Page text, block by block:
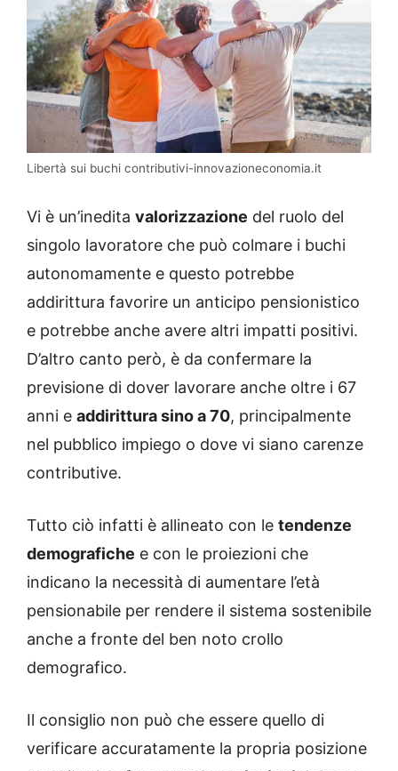
Libertà sui buchi contributivi-innovazioneconomia.it
Vi è un’inedita valorizzazione del ruolo del
singolo lavoratore che può colmare i buchi
autonomamente e questo potrebbe
addirittura favorire un anticipo pensionistico
e potrebbe anche avere altri impatti positivi.
D’altro canto però, è da confermare la
previsione di dover lavorare anche oltre i 67
anni e addirittura sino a 70, principalmente
nel pubblico impiego o dove vi siano carenze
contributive.
Tutto ciò infatti è allineato con le tendenze
demografiche e con le proiezioni che
indicano la necessità di aumentare l’età
pensionabile per rendere il sistema sostenibile
anche a fronte del ben noto crollo
demografico.
Il consiglio non può che essere quello di
verificare accuratamente la propria posizione